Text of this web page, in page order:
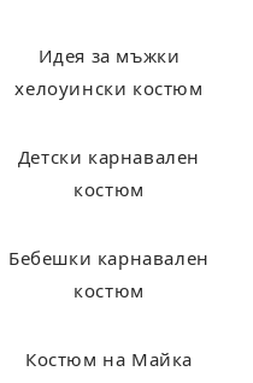
Идея за мъжки
хелоуински костюм
Детски карнавален
костюм
Бебешки карнавален
костюм
Костюм на Майка